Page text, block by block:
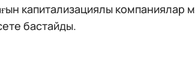
капитализациялы компаниялар
бастайды.